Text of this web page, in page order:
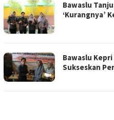
Bawaslu
‘Kurangnya’
Bawaslu
Sukseskan